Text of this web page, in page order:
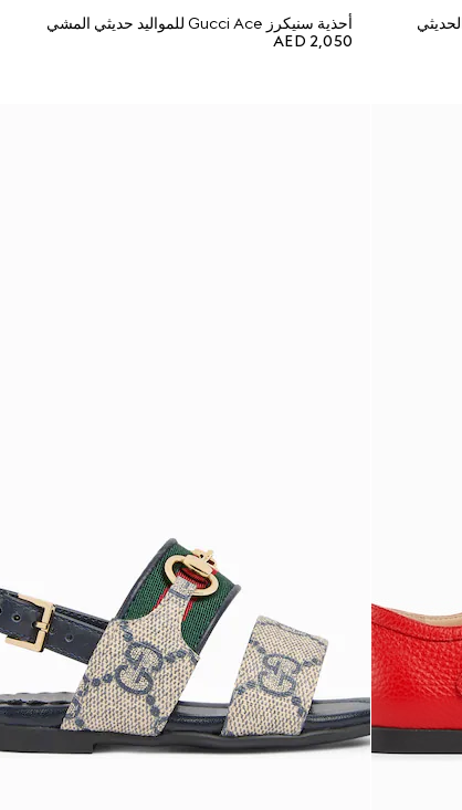
أحذية سنيكرز Gucci Ace للمواليد حديثي المشي
AED 2,050